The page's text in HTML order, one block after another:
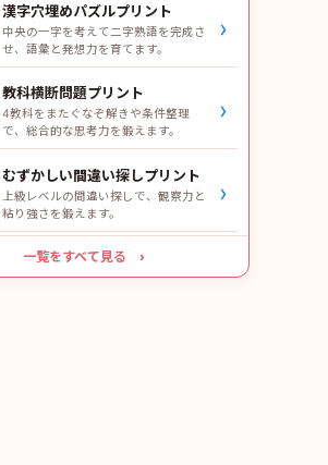
漢字穴埋めパズルプリント
中央の一字を考えて二字熟語を完成さ
せ、語彙と発想力を育てます。
›
教科横断問題プリント
4教科をまたぐなぞ解きや条件整理
で、総合的な思考力を鍛えます。
›
むずかしい間違い探しプリント
上級レベルの間違い探しで、観察力と
粘り強さを鍛えます。
›
一覧をすべて見る ›